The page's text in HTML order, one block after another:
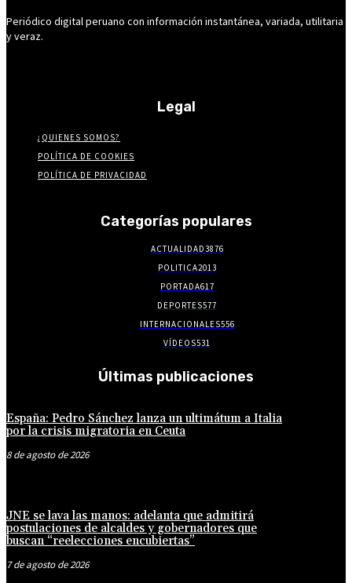
Periódico digital peruano con información instantánea, variada, utilitaria
y veraz.
Legal
¿QUIENES SOMOS?
POLÍTICA DE COOKIES
POLÍTICA DE PRIVACIDAD
Categorías populares
ACTUALIDAD3876
POLITICA2013
PORTADA617
DEPORTES577
INTERNACIONALES556
VÍDEOS531
Últimas publicaciones
España: Pedro Sánchez lanza un ultimátum a Italia
por la crisis migratoria en Ceuta
8 de agosto de 2026
JNE se lava las manos: adelanta que admitirá
postulaciones de alcaldes y gobernadores que
buscan “reelecciones encubiertas”
7 de agosto de 2026